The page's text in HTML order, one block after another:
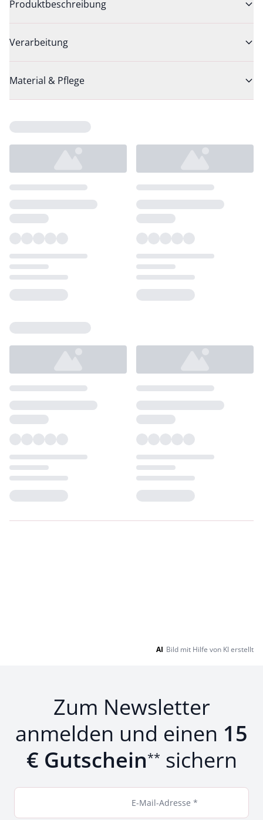
Produktbeschreibung
Verarbeitung
Material & Pflege
AI Bild mit Hilfe von KI erstellt
Zum Newsletter
anmelden und einen 15
€ Gutschein** sichern
E-Mail-Adresse *